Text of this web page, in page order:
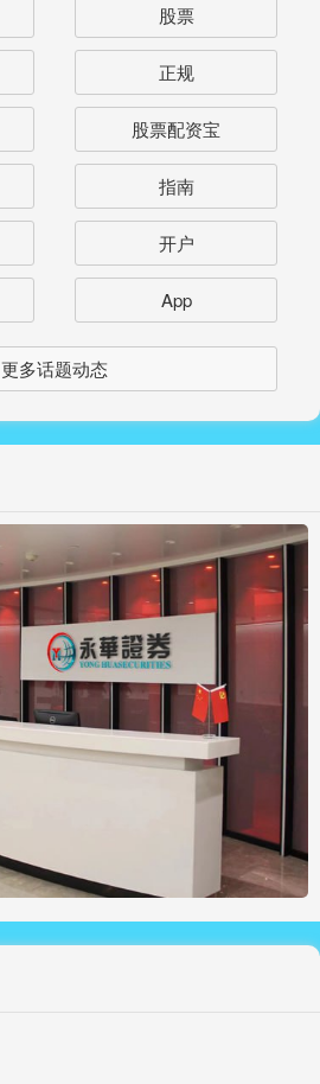
股票
正规
股票配资宝
指南
开户
App
更多话题动态